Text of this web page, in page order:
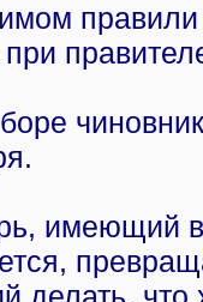
правили
имеющий